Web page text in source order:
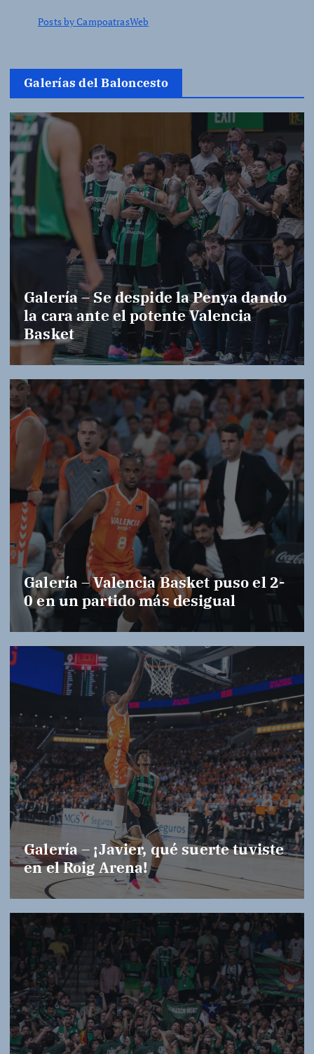
Posts by CampoatrasWeb
Galerías del Baloncesto
Galería – Se despide la Penya dando
la cara ante el potente Valencia
Basket
Galería – Valencia Basket puso el 2-
0 en un partido más desigual
Galería – ¡Javier, qué suerte tuviste
en el Roig Arena!